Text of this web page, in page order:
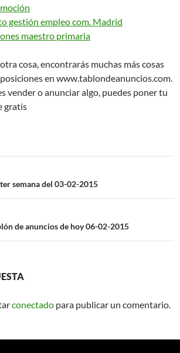
gestión empleo com. Madrid
maestro primaria
cosa, encontrarás muchas más cosas
en www.tablondeanuncios.com.
vender o anunciar algo, puedes poner tu
gratis
semana del 03-02-2015
de anuncios de hoy 06-02-2015
conectado para publicar un comentario.